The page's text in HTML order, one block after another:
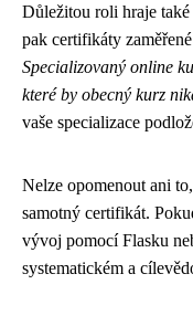
Důležitou roli hraje
pak certifikáty
Specializovaný online
které by obecný kurz
vaše specializace
Nelze opomenout ani
samotný certifikát.
vývoj pomocí Flasku
systematickém a